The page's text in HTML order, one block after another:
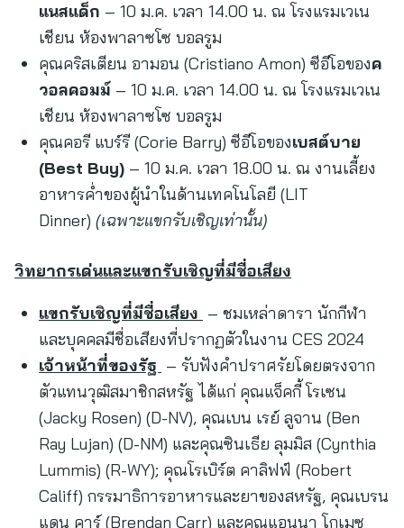
แนสแด็ก – 10 ม.ค. เวลา 14.00 น. ณ โรงแรมเวเน
เชียน ห้องพาลาซโซ บอลรูม
คุณคริสเตียน อามอน (Cristiano Amon) ซีอีโอของค
วอลคอมม์ – 10 ม.ค. เวลา 14.00 น. ณ โรงแรมเวเน
เชียน ห้องพาลาซโซ บอลรูม
คุณคอรี แบร์รี (Corie Barry) ซีอีโอของเบสต์บาย
(Best Buy) – 10 ม.ค. เวลา 18.00 น. ณ งานเลี้ยง
อาหารค่ำของผู้นำในด้านเทคโนโลยี (LIT
Dinner) (เฉพาะแขกรับเชิญเท่านั้น)
วิทยากรเด่นและแขกรับเชิญที่มีชื่อเสียง
แขกรับเชิญที่มีชื่อเสียง – ชมเหล่าดารา นักกีฬา
และบุคคลมีชื่อเสียงที่ปรากฏตัวในงาน CES 2024
เจ้าหน้าที่ของรัฐ – รับฟังคำปราศรัยโดยตรงจาก
ตัวแทนวุฒิสมาชิกสหรัฐ ได้แก่ คุณแจ็คกี้ โรเซน
(Jacky Rosen) (D-NV), คุณเบน เรย์ ลูจาน (Ben
Ray Lujan) (D-NM) และคุณซินเธีย ลุมมิส (Cynthia
Lummis) (R-WY); คุณโรเบิร์ต คาลิฟฟ์ (Robert
Califf) กรรมาธิการอาหารและยาของสหรัฐ, คุณเบรน
แดน คาร์ (Brendan Carr) และคุณแอนนา โกเมซ